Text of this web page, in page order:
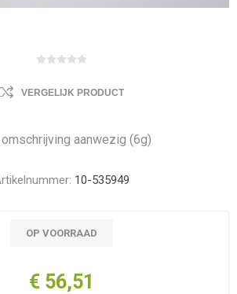
VERGELIJK PRODUCT
aanwezig (6g)
10-535949
OP VOORRAAD
€ 56,51